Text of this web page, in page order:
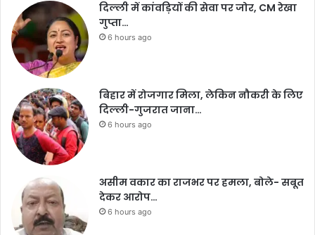
दिल्ली में कांवड़ियों की सेवा पर जोर, CM रेखा
गुप्ता…
6 hours ago
बिहार में रोजगार मिला, लेकिन नौकरी के लिए
दिल्ली-गुजरात जाना…
6 hours ago
असीम वकार का राजभर पर हमला, बोले- सबूत
देकर आरोप…
6 hours ago